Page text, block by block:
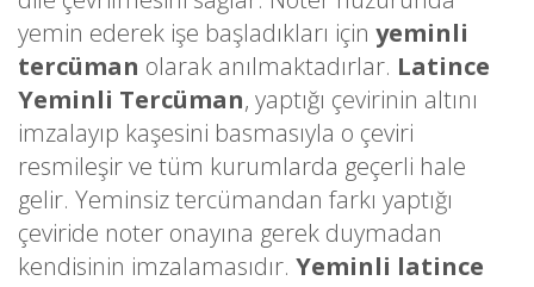
yemin ederek işe başladıkları için yeminli
tercüman olarak anılmaktadırlar. Latince
Yeminli Tercüman, yaptığı çevirinin altını
imzalayıp kaşesini basmasıyla o çeviri
resmileşir ve tüm kurumlarda geçerli hale
gelir. Yeminsiz tercümandan farkı yaptığı
çeviride noter onayına gerek duymadan
kendisinin imzalamasıdır. Yeminli latince